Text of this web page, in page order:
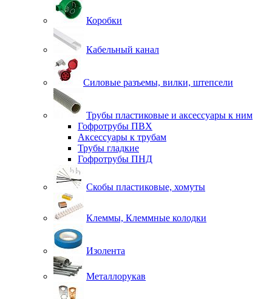
Коробки
Кабельный канал
Силовые разъемы, вилки, штепсели
Трубы пластиковые и аксессуары к ним
Гофротрубы ПВХ
Аксессуары к трубам
Трубы гладкие
Гофротрубы ПНД
Скобы пластиковые, хомуты
Клеммы, Клеммные колодки
Изолента
Металлорукав